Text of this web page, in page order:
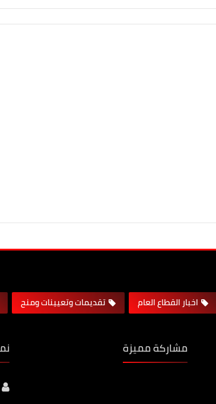
اخبار القطاع العام تقديمات وتعيينات ومنح
مشاركة مميزة